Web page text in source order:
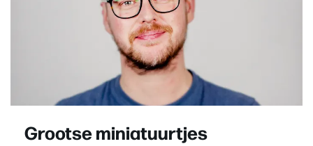
Grootse miniatuurtjes